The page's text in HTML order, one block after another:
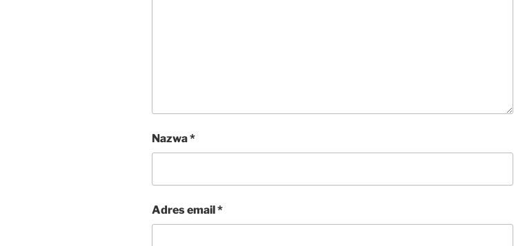
Nazwa*
Adres email*